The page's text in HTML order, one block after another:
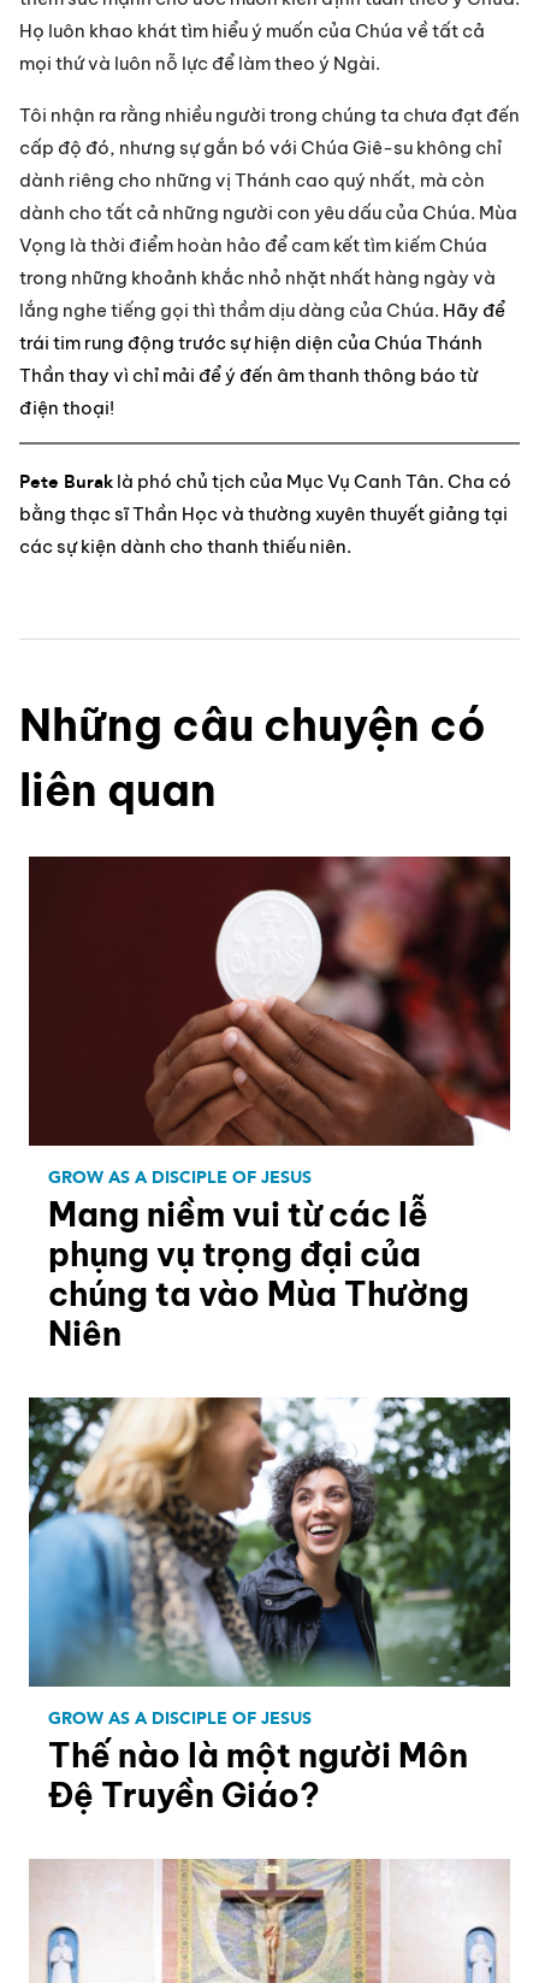
Họ luôn khao khát tìm hiểu ý muốn ​​của Chúa về tất cả
mọi thứ và luôn nỗ lực để làm theo ý Ngài.
Tôi nhận ra rằng nhiều người trong chúng ta chưa đạt đến
cấp độ đó, nhưng sự gắn bó với Chúa Giê-su không chỉ
dành riêng cho những vị Thánh cao quý nhất, mà còn
dành cho tất cả những người con yêu dấu của Chúa. Mùa
Vọng là thời điểm hoàn hảo để cam kết tìm kiếm Chúa
trong những khoảnh khắc nhỏ nhặt nhất hàng ngày và
lắng nghe tiếng gọi thì thầm dịu dàng của Chúa. Hãy để
trái tim rung động trước sự hiện diện của Chúa Thánh
Thần thay vì chỉ mải để ý đến âm thanh thông báo từ
điện thoại!
Pete Burak là phó chủ tịch của Mục Vụ Canh Tân. Cha có
bằng thạc sĩ Thần Học và thường xuyên thuyết giảng tại
các sự kiện dành cho thanh thiếu niên.
Những câu chuyện có
liên quan
GROW AS A DISCIPLE OF JESUS
Mang niềm vui từ các lễ
phụng vụ trọng đại của
chúng ta vào Mùa Thường
Niên
GROW AS A DISCIPLE OF JESUS
Thế nào là một người Môn
Đệ Truyền Giáo?